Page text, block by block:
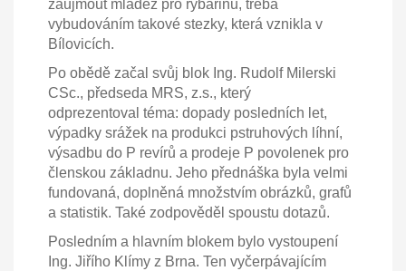
zaujmout mládež pro rybařinu, třeba
vybudováním takové stezky, která vznikla v
Bílovicích.
Po obědě začal svůj blok Ing. Rudolf Milerski
CSc., předseda MRS, z.s., který
odprezentoval téma: dopady posledních let,
výpadky srážek na produkci pstruhových líhní,
výsadbu do P revírů a prodeje P povolenek pro
členskou základnu. Jeho přednáška byla velmi
fundovaná, doplněná množstvím obrázků, grafů
a statistik. Také zodpověděl spoustu dotazů.
Posledním a hlavním blokem bylo vystoupení
Ing. Jiřího Klímy z Brna. Ten vyčerpávajícím